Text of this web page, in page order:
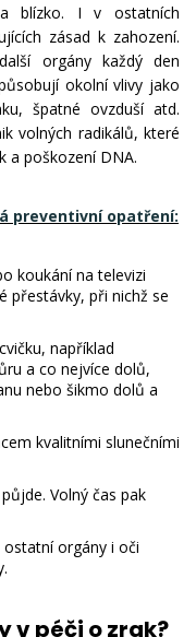
blízko. I v ostatních
zásad k zahození.
orgány každý den
okolní vlivy jako
špatné ovzduší atd.
volných radikálů, které
a poškození DNA.
preventivní opatření:
koukání na televizi
přestávky, při nichž se
například
a co nejvíce dolů,
nebo šikmo dolů a
kvalitními slunečními
Volný čas pak
orgány i oči
v péči o zrak?